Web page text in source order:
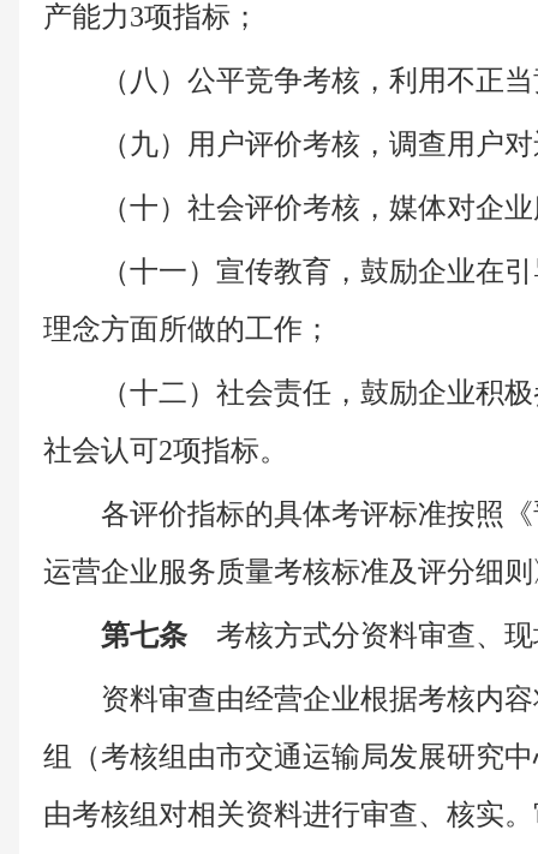
产能力3项指标；
（八）公平竞争考核，利用不正
（九）用户评价考核，调查用户
（十）社会评价考核，媒体对企
（十一）宣传教育，鼓励企业在
理念方面所做的工作；
（十二）社会责任，鼓励企业积
社会认可2项指标。
各评价指标的具体考评标准按照
运营企业服务质量考核标准及评分细
第七条 考核方式分资料审查、
资料审查由经营企业根据考核内
组（考核组由市交通运输局发展研究
由考核组对相关资料进行审查、核实